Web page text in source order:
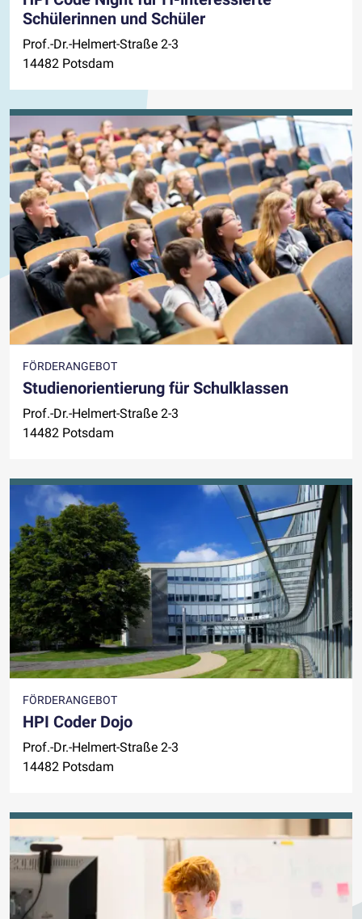
Schülerinnen und Schüler
Prof.-Dr.-Helmert-Straße 2-3
14482 Potsdam
FÖRDERANGEBOT
Studienorientierung für Schulklassen
Prof.-Dr.-Helmert-Straße 2-3
14482 Potsdam
FÖRDERANGEBOT
HPI Coder Dojo
Prof.-Dr.-Helmert-Straße 2-3
14482 Potsdam